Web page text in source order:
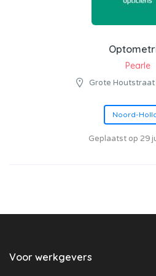
Pearle
Grote Houtstraat
Noord-
Geplaatst op 29
Voor werkgevers